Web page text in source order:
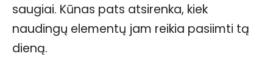
saugiai. Kūnas pats atsirenka, kiek
naudingų elementų jam reikia pasiimti tą
dieną.